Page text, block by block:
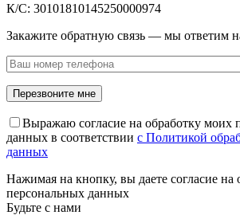
К/С: 30101810145250000974
Закажите обратную связь — мы ответим
Выражаю согласие на обработку моих
данных в соответствии с Политикой
данных
Нажимая на кнопку, вы даете согласие на
персональных данных
Будьте с нами